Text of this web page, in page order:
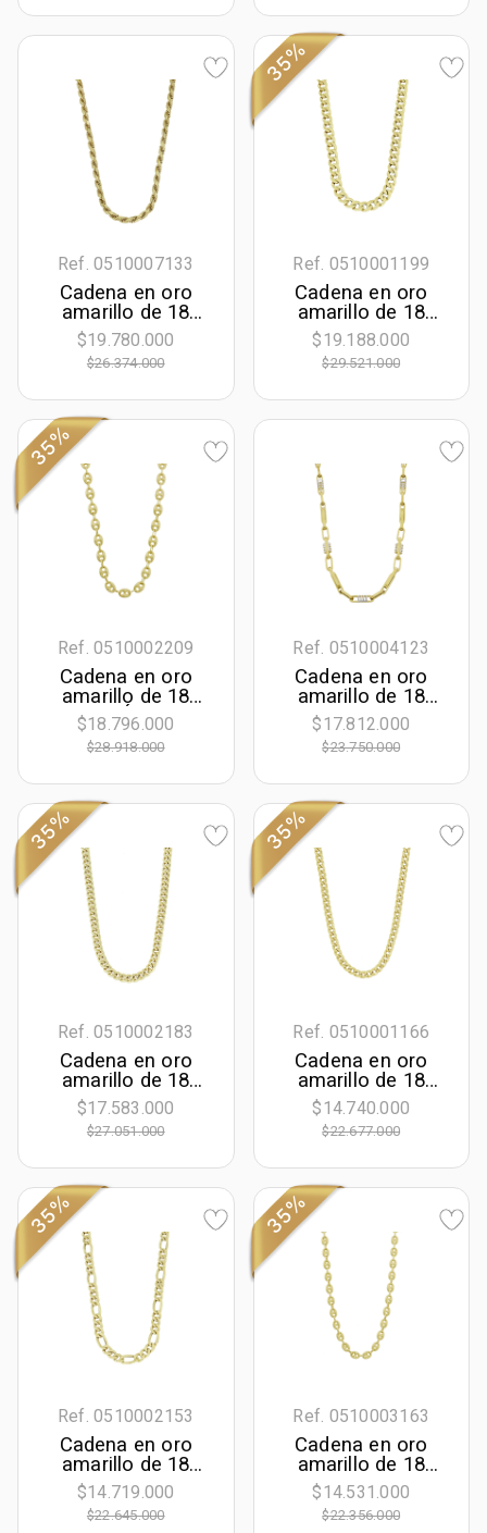
Ref. 0510007133
Cadena en oro
amarillo de 18
Kilates, Cordon, 50
cm. de largo, 3.50
mm. de ancho
$19.780.000
$26.374.000
35%
Ref. 0510001199
Cadena en oro
amarillo de 18
Kilates, Grumette,
50 cm. de largo, 9
mm. de ancho
$19.188.000
$29.521.000
35%
Ref. 0510002209
Cadena en oro
amarillo de 18
Kilates, Óvalo, 50
cm. de largo, 7.50
mm. de ancho
$18.796.000
$28.918.000
Ref. 0510004123
Cadena en oro
amarillo de 18
Kilates, 50 cm. de
largo, 3.50 mm. de
ancho
$17.812.000
$23.750.000
35%
Ref. 0510002183
Cadena en oro
amarillo de 18
Kilates, Grumette,
50 cm. de largo,
7.50 mm. de
$17.583.000
$27.051.000
35%
Ref. 0510001166
Cadena en oro
amarillo de 18
Kilates, Grumette,
50 cm. de largo,
5.50 mm. de
$14.740.000
$22.677.000
35%
Ref. 0510002153
Cadena en oro
amarillo de 18
Kilates, Figaro 1-3,
50 cm. de largo, 8
mm. de ancho
$14.719.000
$22.645.000
35%
Ref. 0510003163
Cadena en oro
amarillo de 18
Kilates, Marinero
boton, 50 cm. de
largo, 6 mm. de
$14.531.000
$22.356.000